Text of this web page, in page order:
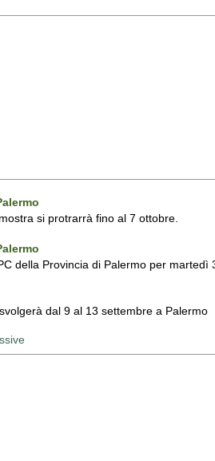
si protrarrà fino al 7 ottobre.
della Provincia di Palermo per martedì
dal 9 al 13 settembre a Palermo